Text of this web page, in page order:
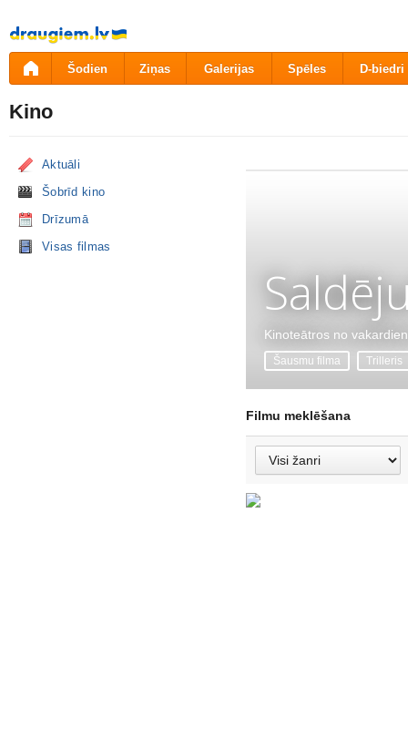
Pāriet
uz
saturu
Šodien Ziņas Galerijas Spēles D-biedri
Kino
Aktuāli
Šobrīd kino
Drīzumā
Visas filmas
Kinoteātros no
Šausmu filma Trilleris
Filmu meklēšana